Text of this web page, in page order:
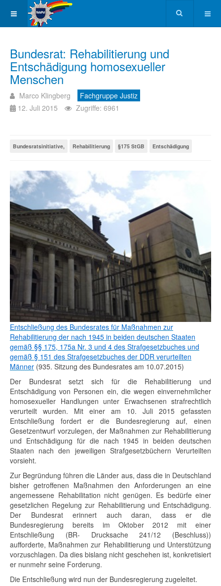
Bundesrat: Rehabilitierung und
Entschädigung homosexueller
Menschen
Marco Klingberg
Fachgruppe Justiz
12. Juli 2015
Zugriffe: 6961
Bundesratsinitiative, Rehabilitierung §175 StGB Entschädigung
Entschließung des Bundesrates für Maßnahmen zur
Rehabilitierung der nach 1945 in beiden deutschen Staaten
gemäß §§ 175, 175a Nr. 3 und 4 des Strafgesetzbuches und
gemäß § 151 des Strafgesetzbuches der DDR verurteilten
Männer (935. Sitzung des Bundesrates am 10.07.2015)
Der Bundesrat setzt sich für die Rehabilitierung und
Entschädigung von Personen ein, die wegen einvernehmlicher
homosexueller Handlungen unter Erwachsenen strafrechtlich
verurteilt wurden. Mit einer am 10. Juli 2015 gefassten
Entschließung fordert er die Bundesregierung auf, einen
Gesetzentwurf vorzulegen, der Maßnahmen zur Rehabilitierung
und Entschädigung für die nach 1945 in beiden deutschen
Staaten nach den jeweiligen Strafgesetzbüchern Verurteilten
vorsieht.
Zur Begründung führen die Länder aus, dass die in Deutschland
bisher getroffenen Maßnahmen den Anforderungen an eine
angemessene Rehabilitation nicht genügen. Es bedürfe einer
gesetzlichen Regelung zur Rehabilitierung und Entschädigung.
Der Bundesrat erinnert auch daran, dass er die
Bundesregierung bereits im Oktober 2012 mit einer
Entschließung (BR- Drucksache 241/12 (Beschluss))
aufforderte, Maßnahmen zur Rehabilitierung und Unterstützung
vorzuschlagen. Da dies bislang nicht geschehen ist, konkretisiert
er nunmehr seine Forderung.
Die Entschließung wird nun der Bundesregierung zugeleitet.